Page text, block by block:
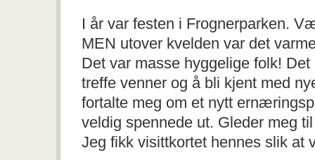
ELLE-
FESTEN
I år var festen i Frognerparken.
MEN utover kvelden var det
Det var masse hyggelige folk!
treffe venner og å bli kjent med
fortalte meg om et nytt
veldig spennede ut. Gleder meg
Jeg fikk visittkortet hennes slik at